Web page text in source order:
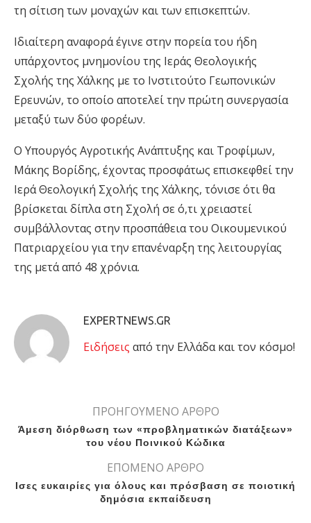
τη σίτιση των μοναχών και των επισκεπτών.
Ιδιαίτερη αναφορά έγινε στην πορεία του ήδη
υπάρχοντος μνημονίου της Ιεράς Θεολογικής
Σχολής της Χάλκης με το Ινστιτούτο Γεωπονικών
Ερευνών, το οποίο αποτελεί την πρώτη συνεργασία
μεταξύ των δύο φορέων.
Ο Υπουργός Αγροτικής Ανάπτυξης και Τροφίμων,
Μάκης Βορίδης, έχοντας προσφάτως επισκεφθεί την
Ιερά Θεολογική Σχολής της Χάλκης, τόνισε ότι θα
βρίσκεται δίπλα στη Σχολή σε ό,τι χρειαστεί
συμβάλλοντας στην προσπάθεια του Οικουμενικού
Πατριαρχείου για την επανέναρξη της λειτουργίας
της μετά από 48 χρόνια.
EXPERTNEWS.GR
Eιδήσεις από την Ελλάδα και τον κόσμο!
ΠΡΟΗΓΟΥΜΕΝΟ ΑΡΘΡΟ
Άμεση διόρθωση των «προβληματικών διατάξεων»
του νέου Ποινικού Κώδικα
ΕΠΟΜΕΝΟ ΑΡΘΡΟ
Ισες ευκαιρίες για όλους και πρόσβαση σε ποιοτική
δημόσια εκπαίδευση